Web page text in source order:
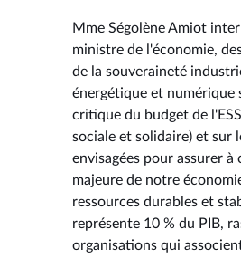
Mme Ségolène Amiot
ministre de l'économie,
de la souveraineté
énergétique et numérique
critique du budget de
sociale et solidaire) et sur
envisagées pour assurer à
majeure de notre
ressources durables et
représente 10 % du PIB,
organisations qui